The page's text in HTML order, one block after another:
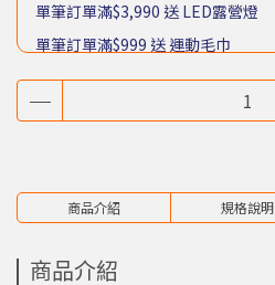
單筆訂單滿$3,990 送 LED露營燈
單筆訂單滿$999 送 運動毛巾
單筆訂單滿$399 送 木漿海綿
商品介紹 規格說明
商品介紹